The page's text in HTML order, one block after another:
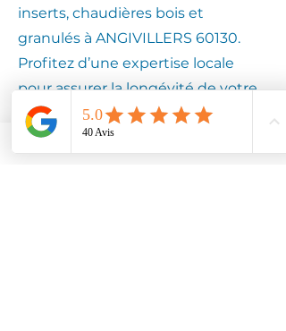
inserts, chaudières bois et
granulés à ANGIVILLERS 60130.
Profitez d’une expertise locale
pour assurer la longévité de votre
équipement.